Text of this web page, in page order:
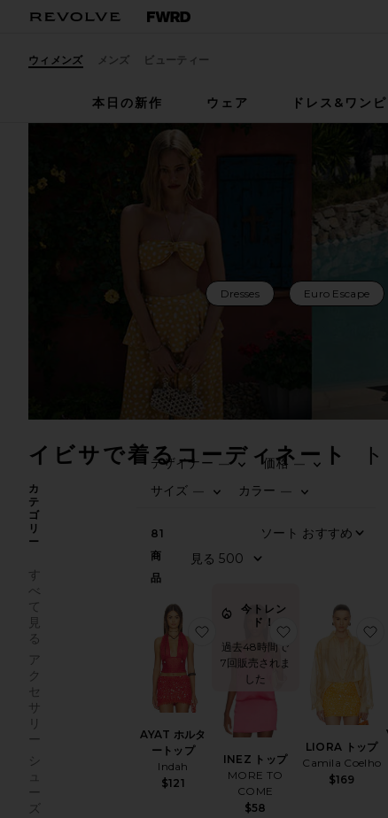
ウィメンズ メンズ ビューティー
本日の新作
ウェア ドレス&ワン
Dresses Euro Escape
イビサで着るコーディネート
カ
テ
ゴ
リ
ー
す
べ
て
見
る
ア
ク
セ
サ
リ
ー
シ
ュ
ー
ズ
デザイナー —
価格—
サイズ —
カラー —
81
商
品
AYAT ホルタ
ートップ
Indah
$121
お気に入りAYAT ホルタートッ
今トレン
ド！
過去48時間で
7回販売されま
した
INEZ トップ
MORE TO
COME
$58
お気に入り
LIORA トップ
Camila Coelho
$169